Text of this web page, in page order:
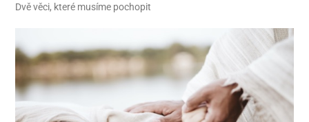
Dvě věci, které musíme pochopit